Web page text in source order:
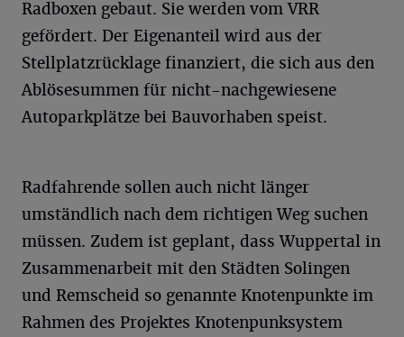
Radboxen gebaut. Sie werden vom VRR
gefördert. Der Eigenanteil wird aus der
Stellplatzrücklage finanziert, die sich aus den
Ablösesummen für nicht-nachgewiesene
Autoparkplätze bei Bauvorhaben speist.
Radfahrende sollen auch nicht länger
umständlich nach dem richtigen Weg suchen
müssen. Zudem ist geplant, dass Wuppertal in
Zusammenarbeit mit den Städten Solingen
und Remscheid so genannte Knotenpunkte im
Rahmen des Projektes Knotenpunksystem